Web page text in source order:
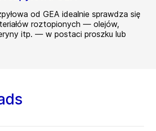
od GEA idealnie sprawdza się
roztopionych — olejów,
itp. — w postaci proszku lub